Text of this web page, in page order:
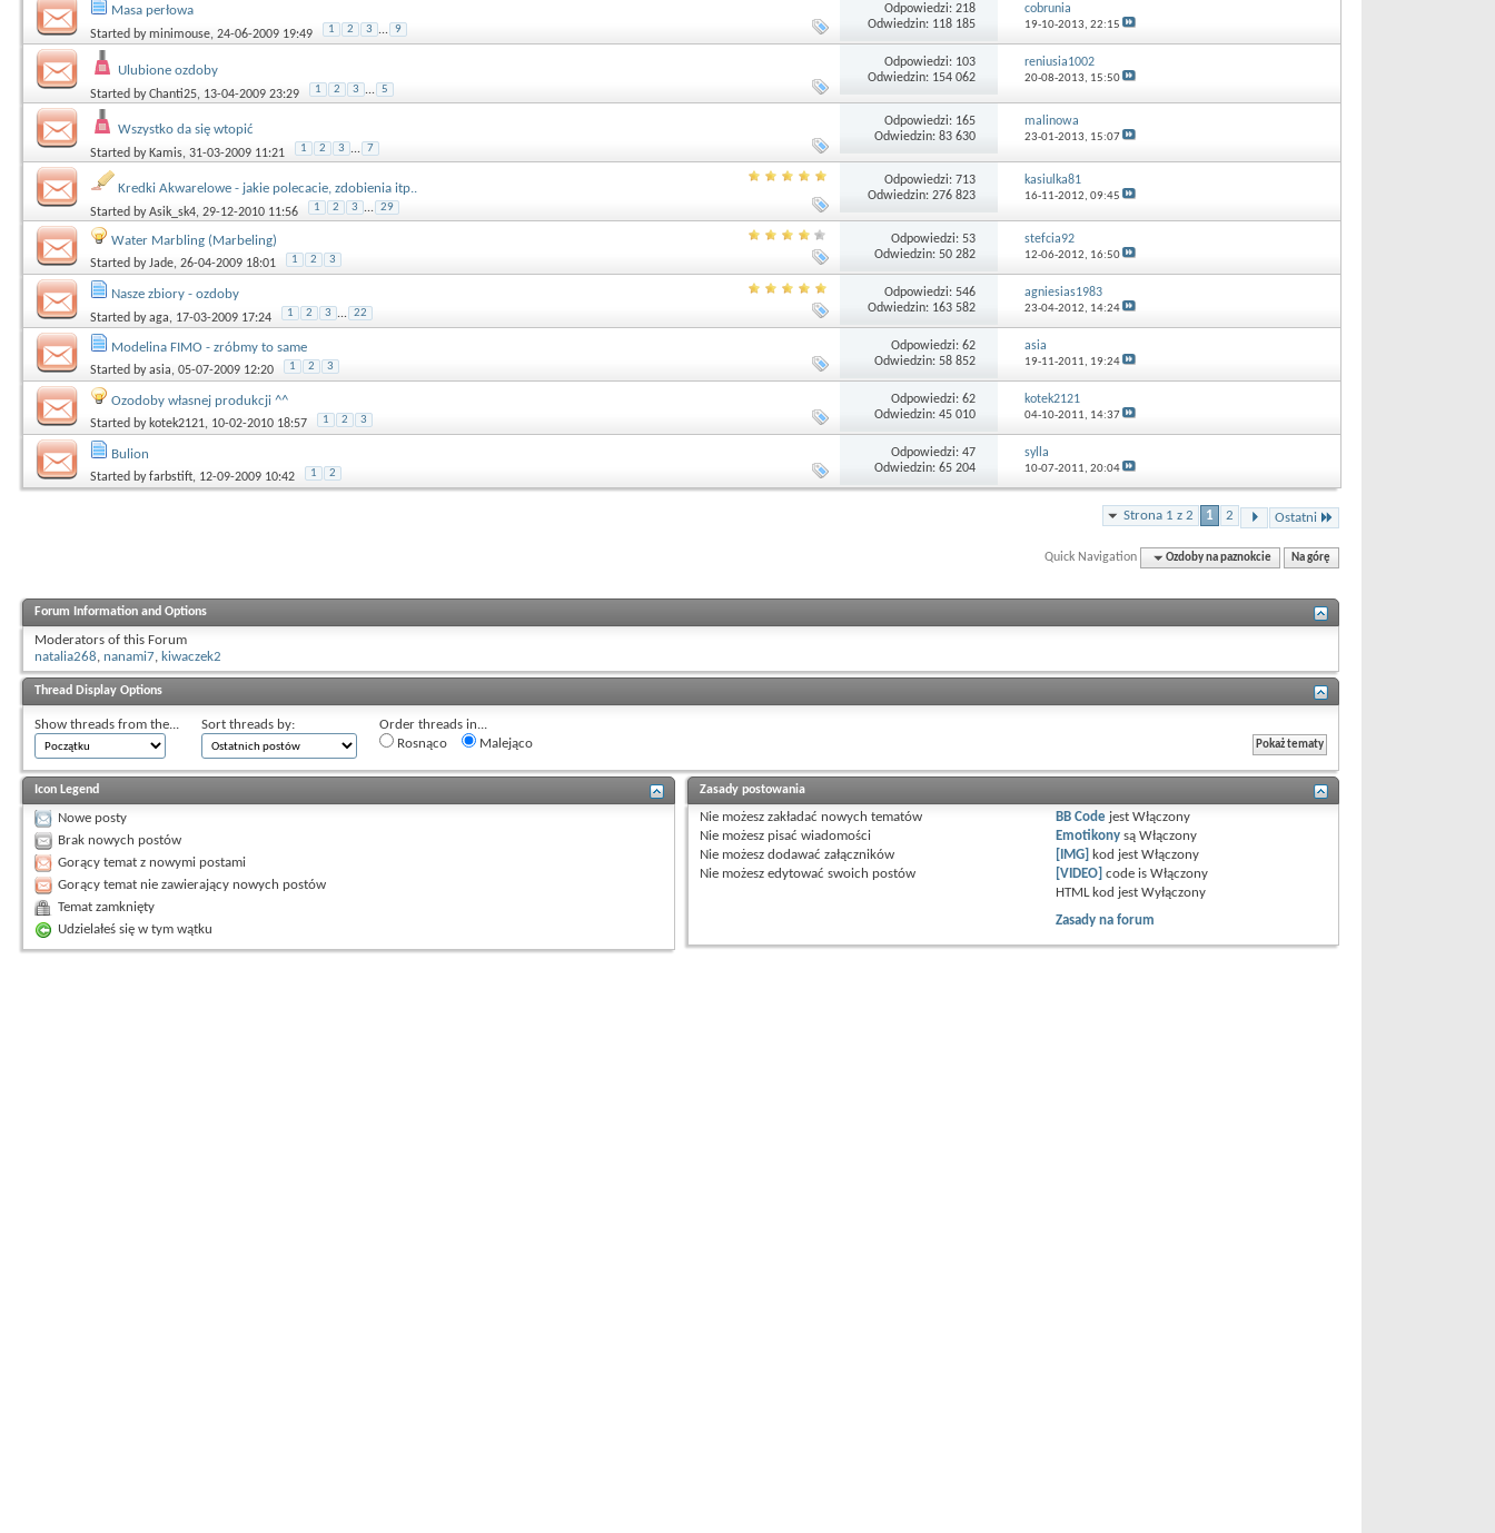
Masa perłowa
Started byminimouse, 24-06-2009 19:49 1 2 3 ... 9
Odpowiedzi: 218
Odwiedzin: 118 185
cobrunia
19-10-2013, 22:15
Ulubione ozdoby
Started byChanti25, 13-04-2009 23:29 1 2 3 ... 5
Odpowiedzi: 103
Odwiedzin: 154 062
reniusia1002
20-08-2013, 15:50
Wszystko da się wtopić
Started by Kamis, 31-03-2009 11:21 1 2 3 ... 7
Odpowiedzi: 165
Odwiedzin: 83 630
malinowa
23-01-2013, 15:07
Kredki Akwarelowe - jakie polecacie, zdobienia itp..
Started byAsik_sk4, 29-12-2010 11:56 1 2 3 ... 29
Odpowiedzi: 713
Odwiedzin: 276 823
kasiulka81
16-11-2012, 09:45
Water Marbling (Marbeling)
Started byJade, 26-04-2009 18:01 1 2 3
Odpowiedzi: 53
Odwiedzin: 50 282
stefcia92
12-06-2012, 16:50
Nasze zbiory - ozdoby
Started byaga, 17-03-2009 17:24 1 2 3 ... 22
Odpowiedzi: 546
Odwiedzin: 163 582
agniesias1983
23-04-2012, 14:24
Modelina FIMO - zróbmy to same
Started byasia, 05-07-2009 12:20 1 2 3
Odpowiedzi: 62
Odwiedzin: 58 852
asia
19-11-2011, 19:24
Ozodoby własnej produkcji ^^
Started by kotek2121, 10-02-2010 18:57 1 2 3
Odpowiedzi: 62
Odwiedzin: 45 010
kotek2121
04-10-2011, 14:37
Bulion
Started byfarbstift, 12-09-2009 10:42 1 2
Odpowiedzi: 47
Odwiedzin: 65 204
sylla
10-07-2011, 20:04
Strona 1 z 2 1 2 Ostatni
Quick Navigation Ozdoby na paznokcie Na górę
Forum Information and Options
Moderators of this Forum
natalia268, nanami7, kiwaczek2
Thread Display Options
Show threads from the... Sort threads by:
Order threads in...
Rosnąco
Malejąco
Icon Legend
Nowe posty
Brak nowych postów
Gorący temat z nowymi postami
Gorący temat nie zawierający nowych postów
Temat zamknięty
Udzielałeś się w tym wątku
Zasady postowania
Nie możeszzakładać nowych tematów
Nie możeszpisać wiadomości
Nie możeszdodawać załączników
Nie możeszedytować swoich postów
BB Code jestWłączony
Emotikony sąWłączony
[IMG] kod jestWłączony
[VIDEO] code isWłączony
HTML kod jestWyłączony
Zasady na forum